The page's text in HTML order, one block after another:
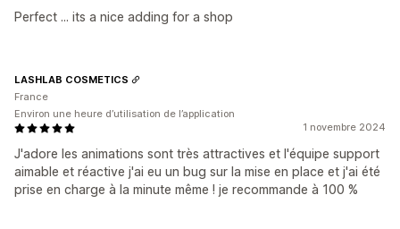
Perfect ... its a nice adding for a shop
1 novembre 2024
J'adore les animations sont très attractives et l'équipe support
aimable et réactive j'ai eu un bug sur la mise en place et j'ai été
prise en charge à la minute même ! je recommande à 100 %
LASHLAB COSMETICS
France
Environ une heure d’utilisation de l’application